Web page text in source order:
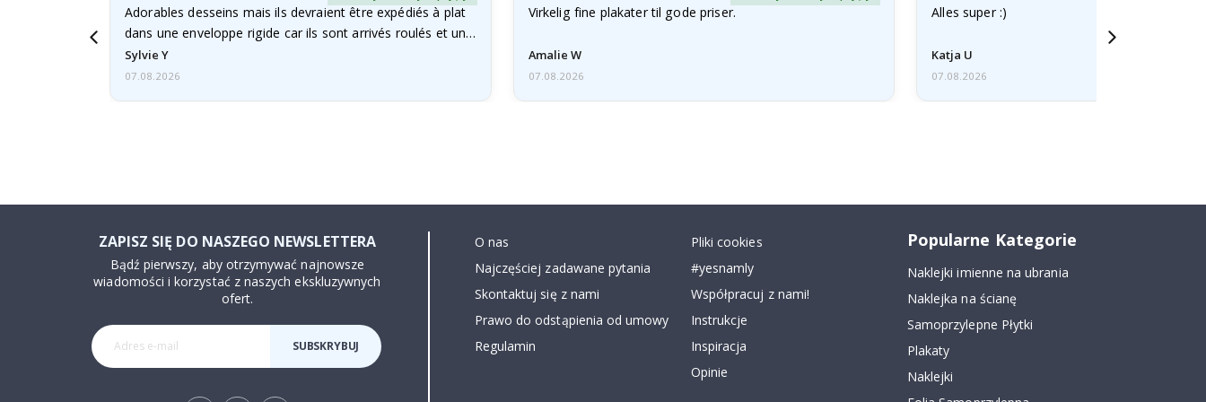
Adorables desseins mais ils devraient être expédiés à plat
dans une enveloppe rigide car ils sont arrivés roulés et un…
Sylvie Y
07.08.2026
Virkelig fine plakater til gode priser.
Amalie W
07.08.2026
Alles super :)
Katja U
07.08.2026
ZAPISZ SIĘ DO NASZEGO NEWSLETTERA
Bądź pierwszy, aby otrzymywać najnowsze
wiadomości i korzystać z naszych ekskluzywnych
ofert.
SUBSKRYBUJ
O nas
Najczęściej zadawane pytania
Skontaktuj się z nami
Prawo do odstąpienia od umowy
Regulamin
Pliki cookies
#yesnamly
Współpracuj z nami!
Instrukcje
Inspiracja
Opinie
Popularne Kategorie
Naklejki imienne na ubrania
Naklejka na ścianę
Samoprzylepne Płytki
Plakaty
Naklejki